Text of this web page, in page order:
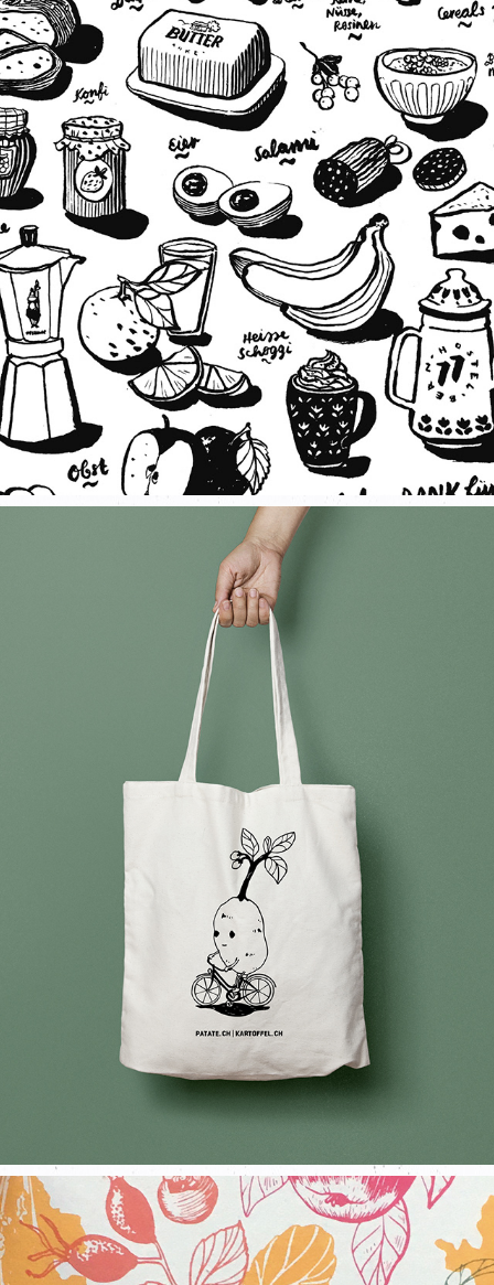
DIGITAL BREAKFAST
MASKOTTCHEN FÜR KARTOFFEL.CH